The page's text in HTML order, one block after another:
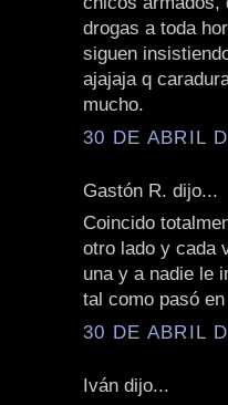
drogas a toda
siguen
ajajaja q
mucho.
30 DE ABRIL
Gastón R. dijo...
Coincido
otro lado y cada
una y a nadie le
tal como pasó
30 DE ABRIL
Iván dijo...